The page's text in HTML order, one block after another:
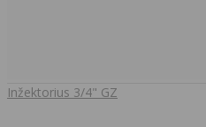
Inžektorius 3/4" GZ